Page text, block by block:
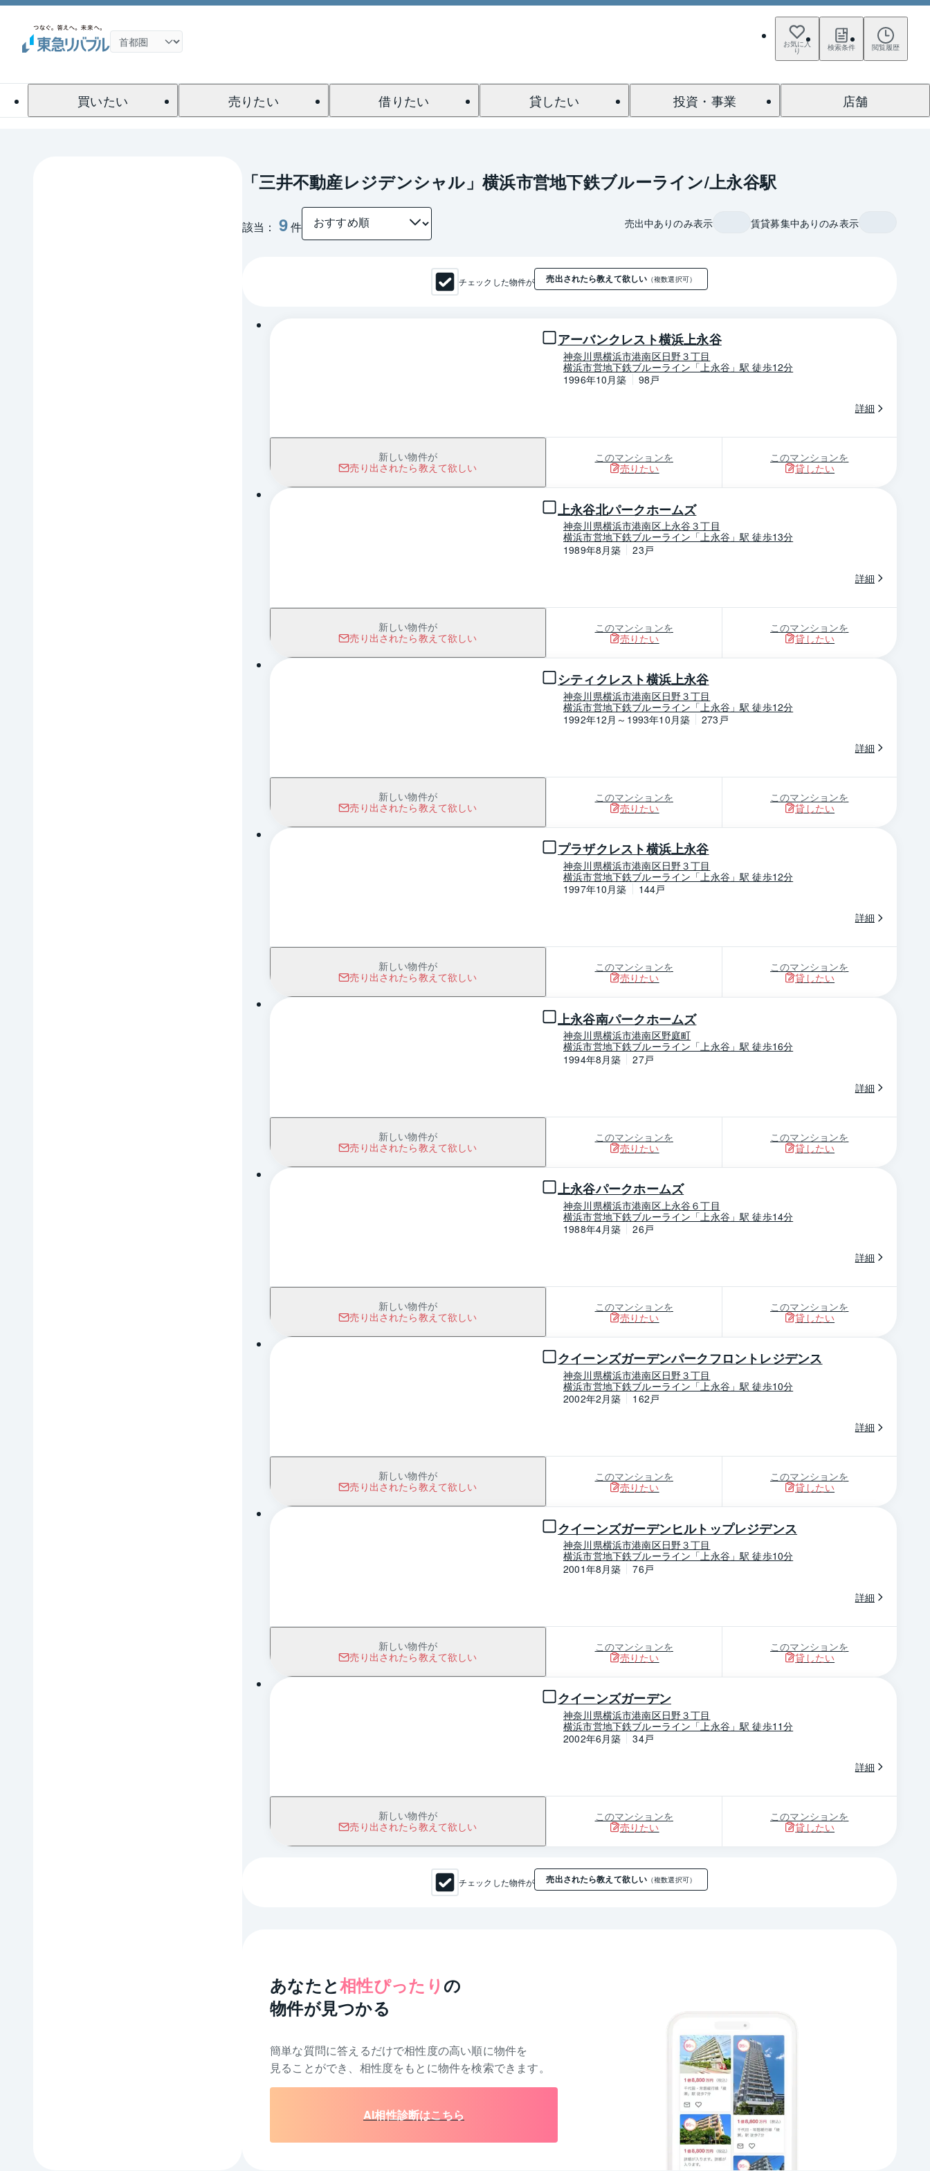
お気に入
り 検索条件 閲覧履歴
買いたい 売りたい 借りたい 貸したい 投資・事業 店舗
「三井不動産レジデンシャル」横浜市営地下鉄ブルーライン/上永谷駅
該当： 9件 売出中ありのみ表示 賃貸募集中ありのみ表示
チェックした物件が 売出されたら教えて欲しい （複数選択可）
アーバンクレスト横浜上永谷
神奈川県横浜市港南区日野３丁目
横浜市営地下鉄ブルーライン「上永谷」駅 徒歩12分
1996年10月築
98戸
詳細
新しい物件が
売り出されたら教えて欲しい
このマンションを
売りたい
このマンションを
貸したい
1 / 0
上永谷北パークホームズ
神奈川県横浜市港南区上永谷３丁目
横浜市営地下鉄ブルーライン「上永谷」駅 徒歩13分
1989年8月築
23戸
詳細
新しい物件が
売り出されたら教えて欲しい
このマンションを
売りたい
このマンションを
貸したい
1 / 0
シティクレスト横浜上永谷
神奈川県横浜市港南区日野３丁目
横浜市営地下鉄ブルーライン「上永谷」駅 徒歩12分
1992年12月～1993年10月築
273戸
詳細
新しい物件が
売り出されたら教えて欲しい
このマンションを
売りたい
このマンションを
貸したい
1 / 0
プラザクレスト横浜上永谷
神奈川県横浜市港南区日野３丁目
横浜市営地下鉄ブルーライン「上永谷」駅 徒歩12分
1997年10月築
144戸
詳細
新しい物件が
売り出されたら教えて欲しい
このマンションを
売りたい
このマンションを
貸したい
1 / 0
上永谷南パークホームズ
神奈川県横浜市港南区野庭町
横浜市営地下鉄ブルーライン「上永谷」駅 徒歩16分
1994年8月築
27戸
詳細
新しい物件が
売り出されたら教えて欲しい
このマンションを
売りたい
このマンションを
貸したい
1 / 0
上永谷パークホームズ
神奈川県横浜市港南区上永谷６丁目
横浜市営地下鉄ブルーライン「上永谷」駅 徒歩14分
1988年4月築
26戸
詳細
新しい物件が
売り出されたら教えて欲しい
このマンションを
売りたい
このマンションを
貸したい
1 / 0
クイーンズガーデンパークフロントレジデンス
神奈川県横浜市港南区日野３丁目
横浜市営地下鉄ブルーライン「上永谷」駅 徒歩10分
2002年2月築
162戸
詳細
新しい物件が
売り出されたら教えて欲しい
このマンションを
売りたい
このマンションを
貸したい
1 / 0
クイーンズガーデンヒルトップレジデンス
神奈川県横浜市港南区日野３丁目
横浜市営地下鉄ブルーライン「上永谷」駅 徒歩10分
2001年8月築
76戸
詳細
新しい物件が
売り出されたら教えて欲しい
このマンションを
売りたい
このマンションを
貸したい
1 / 0
クイーンズガーデン
神奈川県横浜市港南区日野３丁目
横浜市営地下鉄ブルーライン「上永谷」駅 徒歩11分
2002年6月築
34戸
詳細
新しい物件が
売り出されたら教えて欲しい
このマンションを
売りたい
このマンションを
貸したい
チェックした物件が 売出されたら教えて欲しい （複数選択可）
あなたと相性ぴったり の
物件が見つかる
簡単な質問に答えるだけで相性度の高い順に物件を
見ることができ、相性度をもとに物件を検索できます。
AI相性診断はこちら